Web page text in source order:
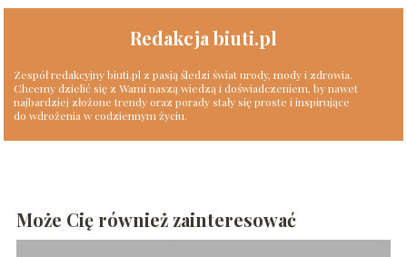
Redakcja biuti.pl
Zespół redakcyjny biuti.pl z pasją śledzi świat urody, mody i zdrowia.
Chcemy dzielić się z Wami naszą wiedzą i doświadczeniem, by nawet
najbardziej złożone trendy oraz porady stały się proste i inspirujące
do wdrożenia w codziennym życiu.
Może Cię również zainteresować